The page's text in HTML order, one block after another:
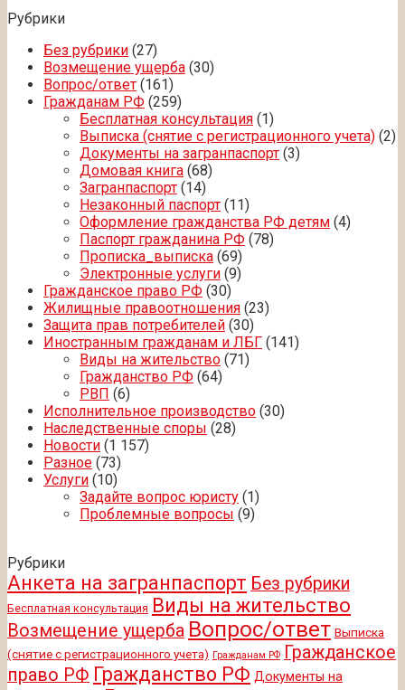
Рубрики
Без рубрики (27)
Возмещение ущерба (30)
Вопрос/ответ (161)
Гражданам РФ (259)
Бесплатная консультация (1)
Выписка (снятие с регистрационного учета) (2)
Документы на загранпаспорт (3)
Домовая книга (68)
Загранпаспорт (14)
Незаконный паспорт (11)
Оформление гражданства РФ детям (4)
Паспорт гражданина РФ (78)
Прописка_выписка (69)
Электронные услуги (9)
Гражданское право РФ (30)
Жилищные правоотношения (23)
Защита прав потребителей (30)
Иностранным гражданам и ЛБГ (141)
Виды на жительство (71)
Гражданство РФ (64)
РВП (6)
Исполнительное производство (30)
Наследственные споры (28)
Новости (1 157)
Разное (73)
Услуги (10)
Задайте вопрос юристу (1)
Проблемные вопросы (9)
Рубрики
Анкета на загранпаспорт Без рубрики
Бесплатная консультация Виды на жительство
Возмещение ущерба Вопрос/ответ Выписка
(снятие с регистрационного учета) Гражданам РФ Гражданское
право РФ Гражданство РФ Документы на